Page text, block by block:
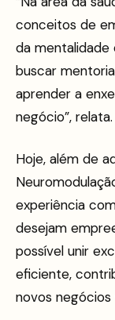
conceitos de
da mentalidade
buscar
aprender a
negócio”, relata.
Hoje, além de
experiência
desejam
possível unir
eficiente,
novos